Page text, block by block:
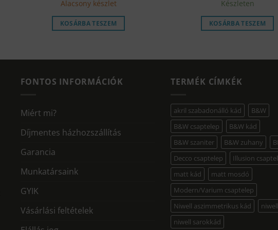
Alacsony készlet
KOSÁRBA TESZEM
was:
208
000 Ft.
Készleten
KOSÁRBA TESZEM
FONTOS INFORMÁCIÓK
Miért mi?
Díjmentes házhozszállítás
Garancia
Munkatársaink
GYIK
Vásárlási feltételek
TERMÉK CÍMKÉK
akril szabadonálló kád
B&W
B&W csaptelep
B&W kád
B&W szaniter
B&W zuhany
Decco csaptelep
Illusion
matt kád
matt mosdó
Modern/Varium csaptelep
Niwell aszimmetrikus kád
niwell sarokkád